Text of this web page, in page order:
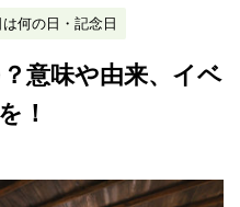
何の日・記念日
意味や由来、イベ
！